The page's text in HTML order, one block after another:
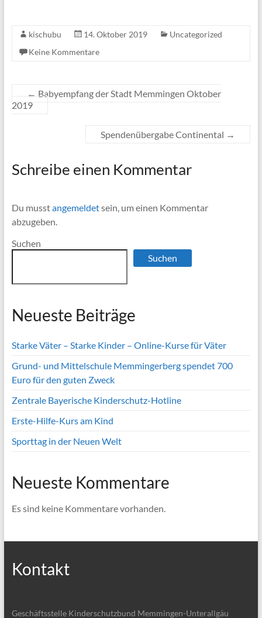
kischubu 14. Oktober 2019
Uncategorized
Keine Kommentare
← Babyempfang der Stadt Memmingen Oktober
2019
Spendenübergabe Continental →
Schreibe einen Kommentar
Du musstangemeldetsein, um einen Kommentar
abzugeben.
Suchen
Suchen
Neueste Beiträge
Starke Väter – Starke Kinder – Online-Kurse für Väter
Grund- und Mittelschule Memmingerberg spendet 700
Euro für den guten Zweck
Zentrale Bayerische Kinderschutz-Hotline
Erste-Hilfe-Kurs am Kind
Sporttag in der Neuen Welt
Neueste Kommentare
Es sind keine Kommentare vorhanden.
Kontakt
Geschäftsstelle Kinderschutzbund Memmingen-Unterallgäu